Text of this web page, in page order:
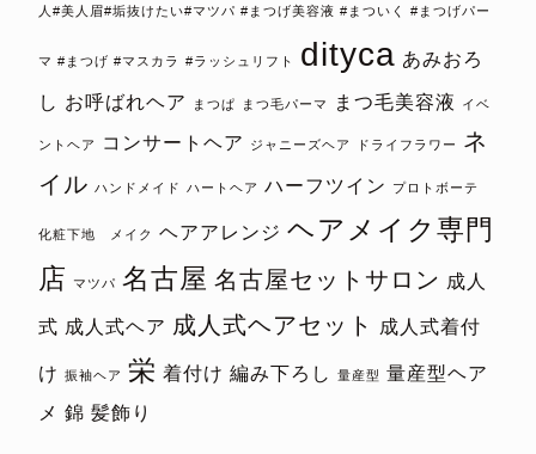
人#美人眉#垢抜けたい#マツパ #まつげ美容液 #まついく #まつげパー
マ #まつげ #マスカラ #ラッシュリフト dityca あみおろ
し お呼ばれヘア まつぱ まつ毛パーマ まつ毛美容液 イベ
ントヘア コンサートヘア ジャニーズヘア ドライフラワー
ネ
イル ハンドメイド ハートヘア ハーフツイン プロトボーテ
化粧下地 メイク ヘアアレンジ ヘアメイク専門
店
マツパ 名古屋 名古屋セットサロン 成人
式 成人式ヘア 成人式ヘアセット 成人式着付
け 振袖ヘア 栄 着付け 編み下ろし 量産型
量産型ヘア
メ 錦 髪飾り